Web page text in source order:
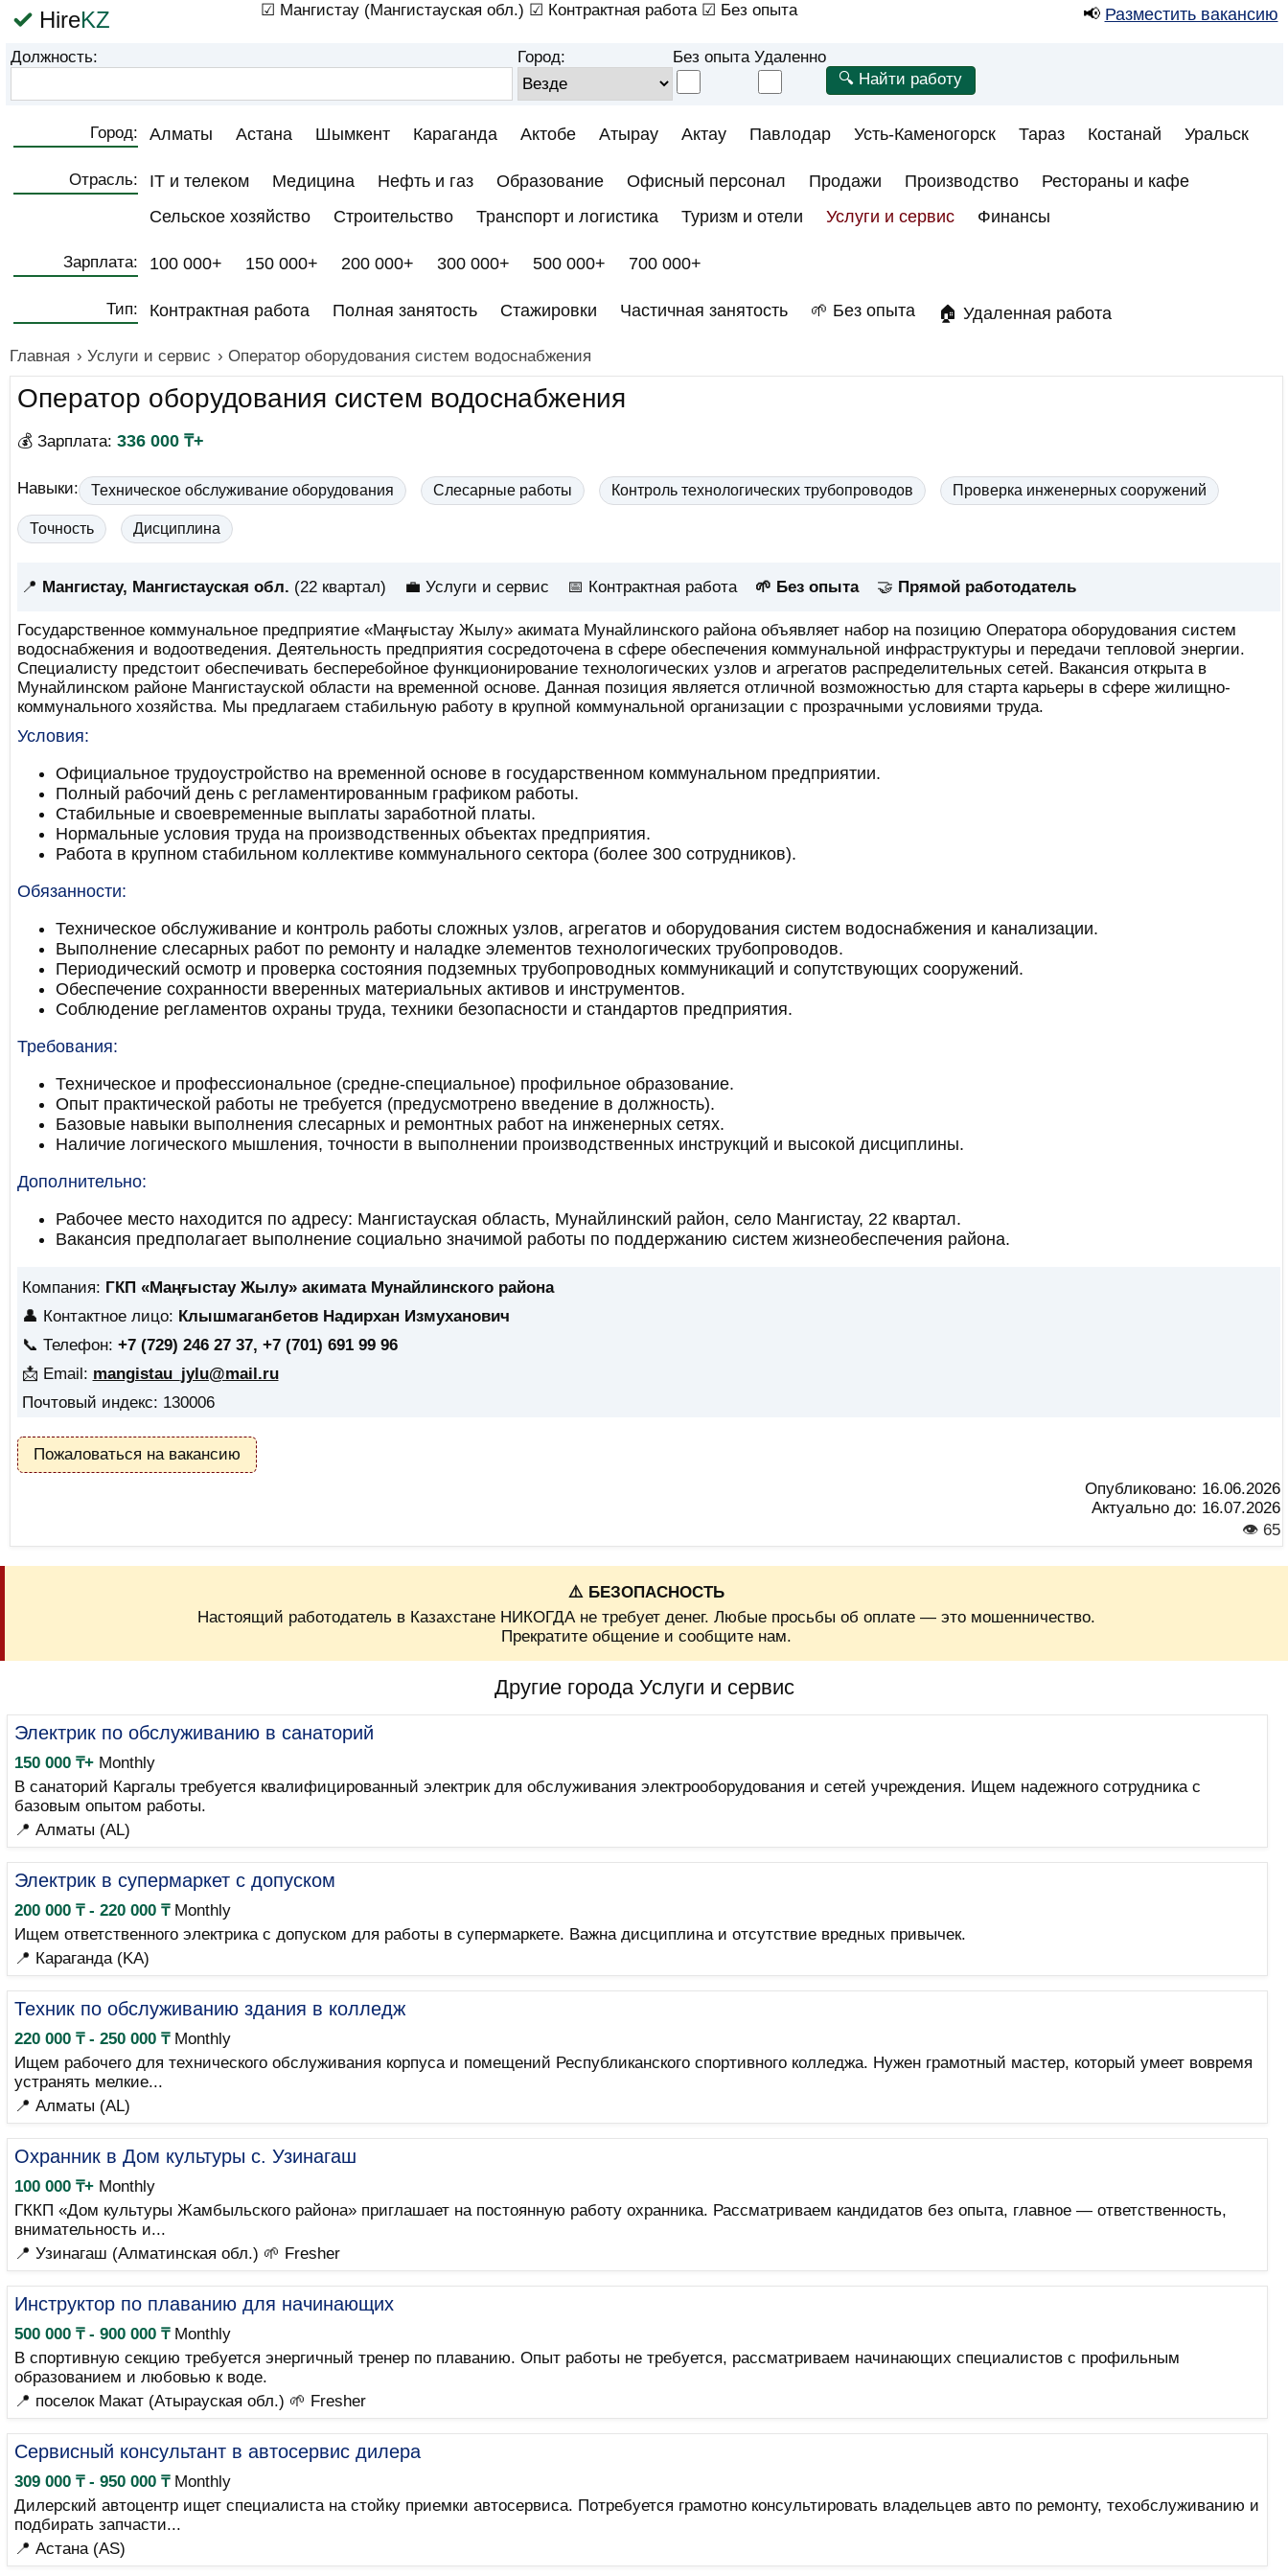
HireKZ ☑ Мангистау (Мангистауская обл.) ☑ Контрактная работа ☑ Без опыта 📢 Разместить вакансию
Должность: Город: Без опыта Удаленно
Город: Алматы Астана Шымкент Караганда Актобе Атырау Актау Павлодар Усть-Каменогорск Тараз Костанай Уральск
Отрасль: IT и телеком Медицина Нефть и газ Образование Офисный персонал Продажи Производство
Рестораны и кафе
Сельское хозяйство
Строительство Транспорт и логистика Туризм и отели Услуги и сервис Финансы
Зарплата: 100 000+ 150 000+ 200 000+ 300 000+ 500 000+ 700 000+
Тип: Контрактная работа Полная занятость Стажировки Частичная занятость 🌱 Без опыта 🏠 Удаленная работа
Главная › Услуги и сервис › Оператор оборудования систем водоснабжения
Оператор оборудования систем водоснабжения
💰 Зарплата: 336 000 ₸+
Навыки: Техническое обслуживание оборудования Слесарные работы Контроль технологических трубопроводов Проверка инженерных сооружений
Точность Дисциплина
📍 Мангистау, Мангистауская обл. (22 квартал) 💼 Услуги и сервис 📅 Контрактная работа 🌱 Без опыта 🤝 Прямой работодатель
Государственное коммунальное предприятие «Маңғыстау Жылу» акимата Мунайлинского района объявляет набор на позицию Оператора оборудования систем
водоснабжения и водоотведения. Деятельность предприятия сосредоточена в сфере обеспечения коммунальной инфраструктуры и передачи тепловой энергии.
Специалисту предстоит обеспечивать бесперебойное функционирование технологических узлов и агрегатов распределительных сетей. Вакансия открыта в
Мунайлинском районе Мангистауской области на временной основе. Данная позиция является отличной возможностью для старта карьеры в сфере жилищно-
коммунального хозяйства. Мы предлагаем стабильную работу в крупной коммунальной организации с прозрачными условиями труда.
Условия:
Официальное трудоустройство на временной основе в государственном коммунальном предприятии.
Полный рабочий день с регламентированным графиком работы.
Стабильные и своевременные выплаты заработной платы.
Нормальные условия труда на производственных объектах предприятия.
Работа в крупном стабильном коллективе коммунального сектора (более 300 сотрудников).
Обязанности:
Техническое обслуживание и контроль работы сложных узлов, агрегатов и оборудования систем водоснабжения и канализации.
Выполнение слесарных работ по ремонту и наладке элементов технологических трубопроводов.
Периодический осмотр и проверка состояния подземных трубопроводных коммуникаций и сопутствующих сооружений.
Обеспечение сохранности вверенных материальных активов и инструментов.
Соблюдение регламентов охраны труда, техники безопасности и стандартов предприятия.
Требования:
Техническое и профессиональное (средне-специальное) профильное образование.
Опыт практической работы не требуется (предусмотрено введение в должность).
Базовые навыки выполнения слесарных и ремонтных работ на инженерных сетях.
Наличие логического мышления, точности в выполнении производственных инструкций и высокой дисциплины.
Дополнительно:
Рабочее место находится по адресу: Мангистауская область, Мунайлинский район, село Мангистау, 22 квартал.
Вакансия предполагает выполнение социально значимой работы по поддержанию систем жизнеобеспечения района.
Компания: ГКП «Маңғыстау Жылу» акимата Мунайлинского района
👤 Контактное лицо: Клышмаганбетов Надирхан Измуханович
📞 Телефон: +7 (729) 246 27 37, +7 (701) 691 99 96
📩 Email: mangistau_jylu@mail.ru
Почтовый индекс: 130006
Пожаловаться на вакансию
Опубликовано: 16.06.2026
Актуально до: 16.07.2026
👁 65
⚠️ БЕЗОПАСНОСТЬ
Настоящий работодатель в Казахстане НИКОГДА не требует денег. Любые просьбы об оплате — это мошенничество.
Прекратите общение и сообщите нам.
Другие города Услуги и сервис
Электрик по обслуживанию в санаторий
150 000 ₸+ Monthly
В санаторий Каргалы требуется квалифицированный электрик для обслуживания электрооборудования и сетей учреждения. Ищем надежного сотрудника с
базовым опытом работы.
📍 Алматы (AL)
Электрик в супермаркет с допуском
200 000 ₸ - 220 000 ₸Monthly
Ищем ответственного электрика с допуском для работы в супермаркете. Важна дисциплина и отсутствие вредных привычек.
📍 Караганда (KA)
Техник по обслуживанию здания в колледж
220 000 ₸ - 250 000 ₸Monthly
Ищем рабочего для технического обслуживания корпуса и помещений Республиканского спортивного колледжа. Нужен грамотный мастер, который умеет вовремя
устранять мелкие...
📍 Алматы (AL)
Охранник в Дом культуры с. Узинагаш
100 000 ₸+ Monthly
ГККП «Дом культуры Жамбыльского района» приглашает на постоянную работу охранника. Рассматриваем кандидатов без опыта, главное — ответственность,
внимательность и...
📍 Узинагаш (Алматинская обл.) 🌱 Fresher
Инструктор по плаванию для начинающих
500 000 ₸ - 900 000 ₸Monthly
В спортивную секцию требуется энергичный тренер по плаванию. Опыт работы не требуется, рассматриваем начинающих специалистов с профильным
образованием и любовью к воде.
📍 поселок Макат (Атырауская обл.) 🌱 Fresher
Сервисный консультант в автосервис дилера
309 000 ₸ - 950 000 ₸Monthly
Дилерский автоцентр ищет специалиста на стойку приемки автосервиса. Потребуется грамотно консультировать владельцев авто по ремонту, техобслуживанию и
подбирать запчасти...
📍 Астана (AS)